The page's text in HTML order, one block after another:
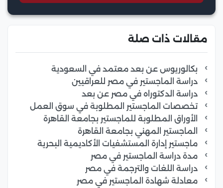
مقالات ذات صلة
بكالوريوس عن بعد معتمد في السعودية
دراسة الماجستير في مصر للعراقيين
دراسة الدكتوراه في مصر عن بعد
تخصصات الماجستير المطلوبة في سوق العمل
الأوراق المطلوبة للماجستير بجامعة القاهرة
الماجستير المهني بجامعة القاهرة
ماجستير إدارة المستشفيات الأكاديمية البحرية
مدة دراسة الماجستير في مصر
دراسة اللغات والترجمة في مصر
معادلة شهادة الماجستير في مصر